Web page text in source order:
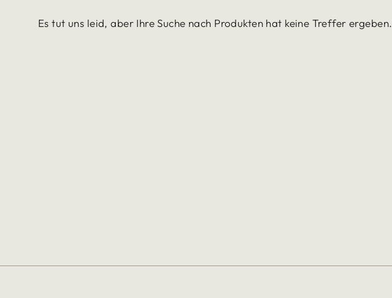
Es tut uns leid, aber Ihre Suche nach Produkten hat keine Treffer ergeben.